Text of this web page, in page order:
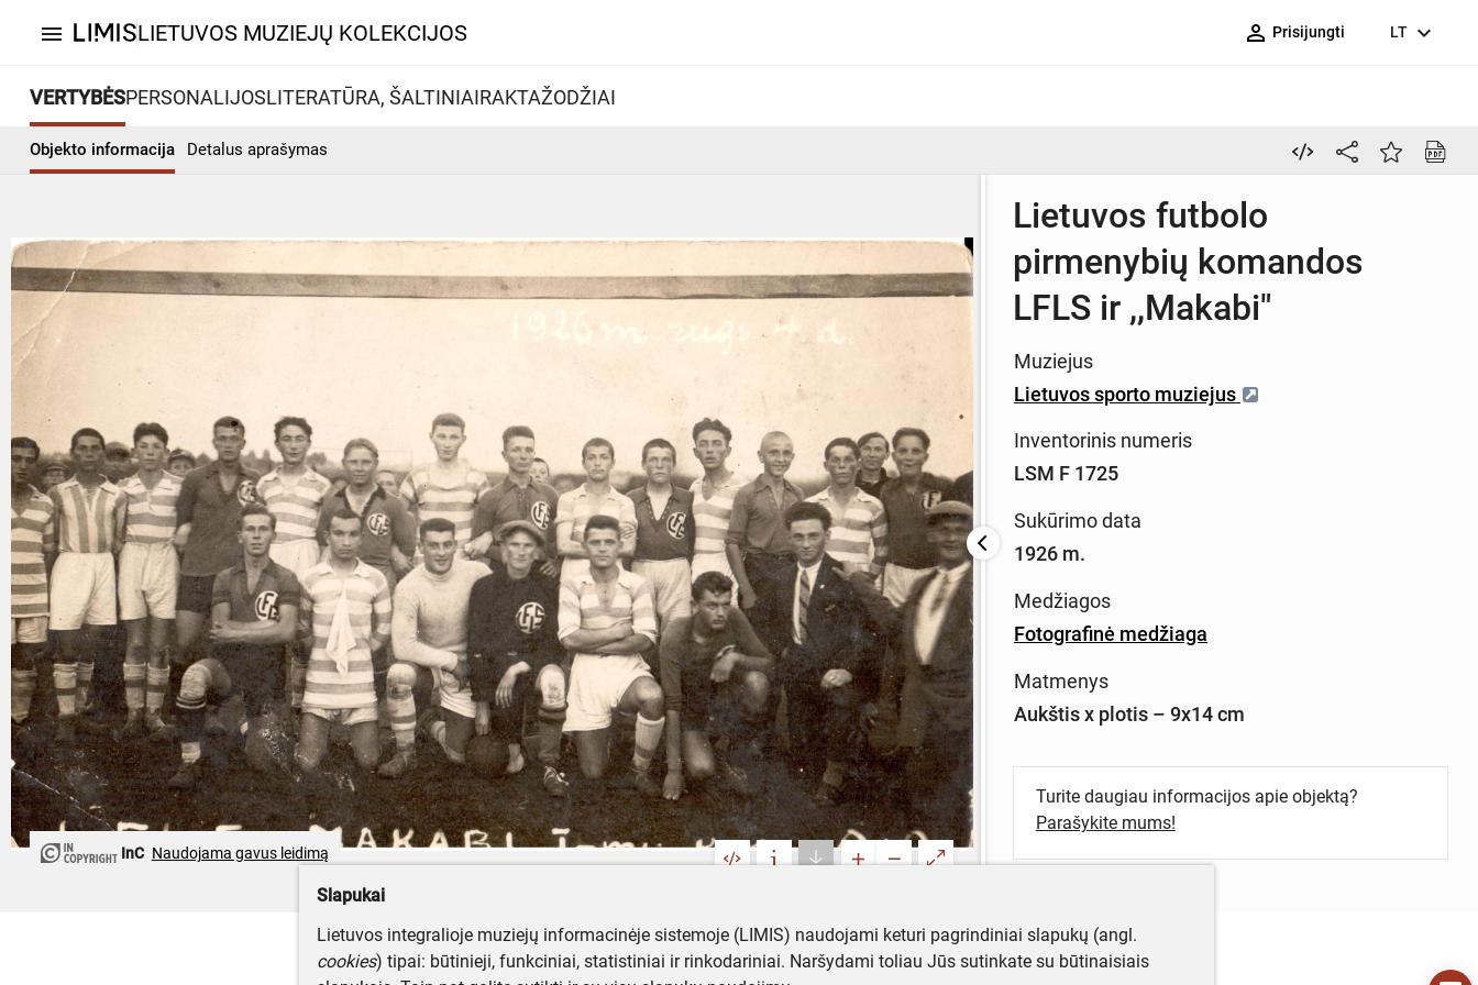
menu LIETUVOS MUZIEJŲ KOLEKCIJOS person_outline Prisijungti LT expand_more
VERTYBĖSPERSONALIJOSLITERATŪRA, ŠALTINIAIRAKTAŽODŽIAI
Objekto informacija Detalus aprašymas
InC Naudojama gavus leidimą
Lietuvos futbolo
pirmenybių komandos
LFLS ir ,,Makabi"
Muziejus
Lietuvos sporto muziejus
Inventorinis numeris
LSM F 1725
Sukūrimo data
1926 m.
Medžiagos
Fotografinė medžiaga
Matmenys
Aukštis x plotis – 9x14 cm
Turite daugiau informacijos apie objektą?
Parašykite mums!
Slapukai
Lietuvos integralioje muziejų informacinėje sistemoje (LIMIS) naudojami keturi pagrindiniai slapukų (angl.
cookies) tipai: būtinieji, funkciniai, statistiniai ir rinkodariniai. Naršydami toliau Jūs sutinkate su būtinaisiais